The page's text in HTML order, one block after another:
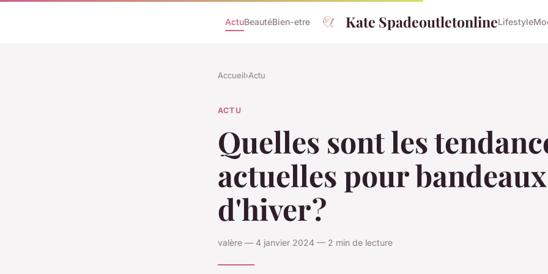
ActuBeautéBien-etre Kate SpadeoutletonlineLifestyle
Accueil›Actu
ACTU
Quelles sont les
actuelles pour bandeaux
d'hiver ?
valère — 4 janvier 2024 — 2 min de lecture